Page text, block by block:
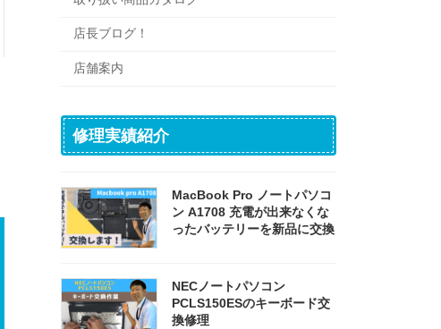
店長ブログ！
店舗案内
修理実績紹介
MacBook Pro ノートパソコ
ン A1708 充電が出来なくな
ったバッテリーを新品に交換
NECノートパソコン
PCLS150ESのキーボード交
換修理